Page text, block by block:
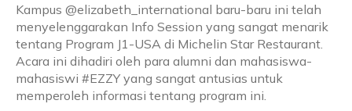
Kampus @elizabeth_international baru-baru ini telah
menyelenggarakan Info Session yang sangat menarik
tentang Program J1-USA di Michelin Star Restaurant.
Acara ini dihadiri oleh para alumni dan mahasiswa-
mahasiswi #EZZY yang sangat antusias untuk
memperoleh informasi tentang program ini.